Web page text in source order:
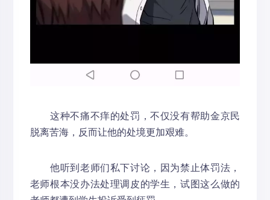
这种不痛不痒的处罚，不仅没有帮助金京民
脱离苦海，反而让他的处境更加艰难。
他听到老师们私下讨论，因为禁止体罚法，
老师根本没办法处理调皮的学生，试图这么做的